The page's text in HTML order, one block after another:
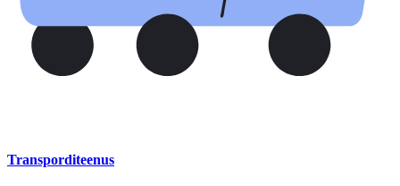
Transporditeenus